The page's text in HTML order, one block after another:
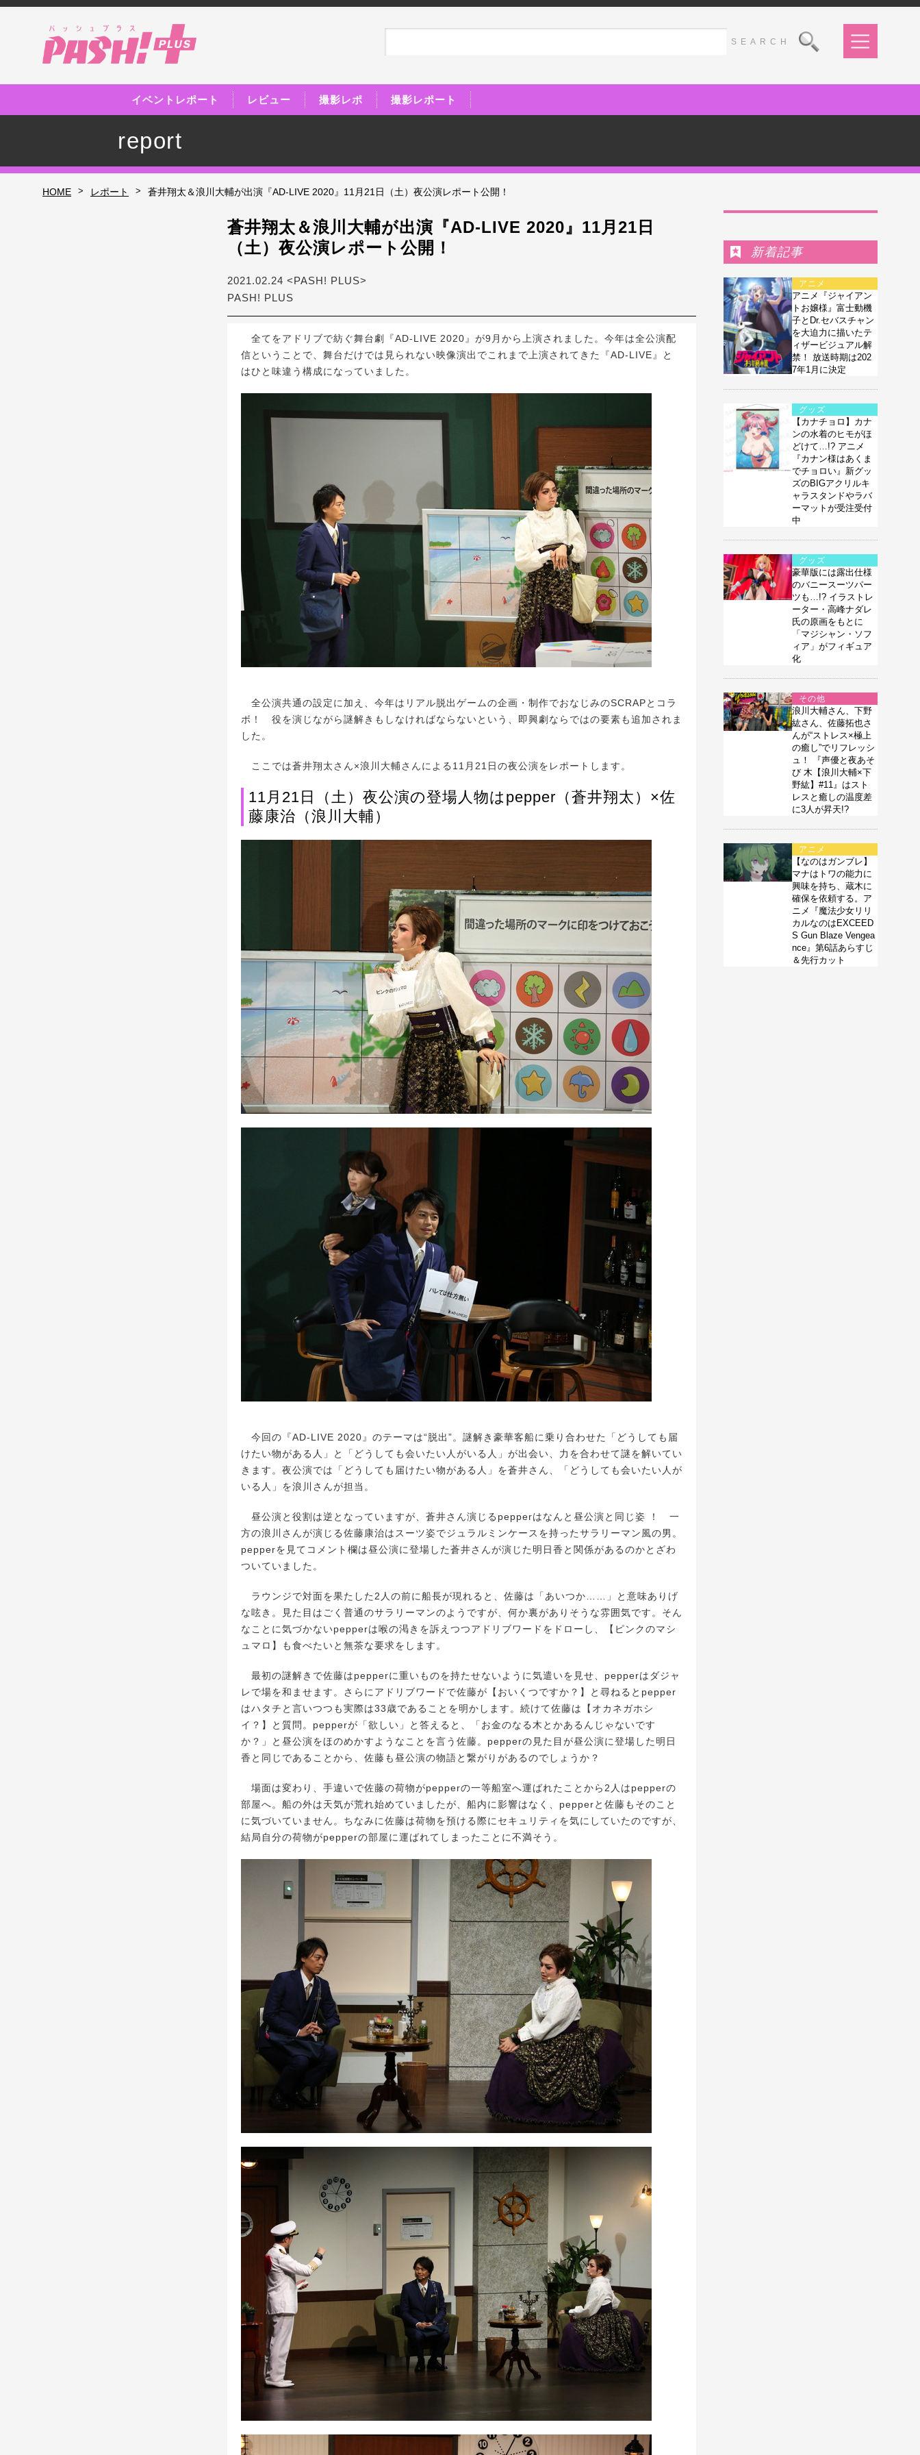
イベントレポート レビュー 撮影レポ 撮影レポート
report
HOME > レポート > 蒼井翔太＆浪川大輔が出演『AD-LIVE 2020』11月21日（土）夜公演レポート公開！
蒼井翔太＆浪川大輔が出演『AD-LIVE 2020』11月21日
（土）夜公演レポート公開！
2021.02.24 <PASH! PLUS>
PASH! PLUS
全てをアドリブで紡ぐ舞台劇『AD-LIVE 2020』が9月から上演されました。今年は全公演配
信ということで、舞台だけでは見られない映像演出でこれまで上演されてきた『AD-LIVE』と
はひと味違う構成になっていました。
全公演共通の設定に加え、今年はリアル脱出ゲームの企画・制作でおなじみのSCRAPとコラ
ボ！ 役を演じながら謎解きもしなければならないという、即興劇ならではの要素も追加されま
した。
ここでは蒼井翔太さん×浪川大輔さんによる11月21日の夜公演をレポートします。
11月21日（土）夜公演の登場人物はpepper（蒼井翔太）×佐
藤康治（浪川大輔）
今回の『AD-LIVE 2020』のテーマは“脱出”。謎解き豪華客船に乗り合わせた「どうしても届
けたい物がある人」と「どうしても会いたい人がいる人」が出会い、力を合わせて謎を解いてい
きます。夜公演では「どうしても届けたい物がある人」を蒼井さん、「どうしても会いたい人が
いる人」を浪川さんが担当。
昼公演と役割は逆となっていますが、蒼井さん演じるpepperはなんと昼公演と同じ姿 ！ 一
方の浪川さんが演じる佐藤康治はスーツ姿でジュラルミンケースを持ったサラリーマン風の男。
pepperを見てコメント欄は昼公演に登場した蒼井さんが演じた明日香と関係があるのかとざわ
ついていました。
ラウンジで対面を果たした2人の前に船長が現れると、佐藤は「あいつか……」と意味ありげ
な呟き。見た目はごく普通のサラリーマンのようですが、何か裏がありそうな雰囲気です。そん
なことに気づかないpepperは喉の渇きを訴えつつアドリブワードをドローし、【ピンクのマシ
ュマロ】も食べたいと無茶な要求をします。
最初の謎解きで佐藤はpepperに重いものを持たせないように気遣いを見せ、pepperはダジャ
レで場を和ませます。さらにアドリブワードで佐藤が【おいくつですか？】と尋ねるとpepper
はハタチと言いつつも実際は33歳であることを明かします。続けて佐藤は【オカネガホシ
イ？】と質問。pepperが「欲しい」と答えると、「お金のなる木とかあるんじゃないです
か？」と昼公演をほのめかすようなことを言う佐藤。pepperの見た目が昼公演に登場した明日
香と同じであることから、佐藤も昼公演の物語と繋がりがあるのでしょうか？
場面は変わり、手違いで佐藤の荷物がpepperの一等船室へ運ばれたことから2人はpepperの
部屋へ。船の外は天気が荒れ始めていましたが、船内に影響はなく、pepperと佐藤もそのこと
に気づいていません。ちなみに佐藤は荷物を預ける際にセキュリティを気にしていたのですが、
結局自分の荷物がpepperの部屋に運ばれてしまったことに不満そう。
新着記事
アニメ
アニメ『ジャイアン
トお嬢様』富士動機
子とDr.セバスチャン
を大迫力に描いたテ
ィザービジュアル解
禁！ 放送時期は202
7年1月に決定
グッズ
【カナチョロ】カナ
ンの水着のヒモがほ
どけて…!? アニメ
『カナン様はあくま
でチョロい』新グッ
ズのBIGアクリルキ
ャラスタンドやラバ
ーマットが受注受付
中
グッズ
豪華版には露出仕様
のバニースーツパー
ツも…!? イラストレ
ーター・高峰ナダレ
氏の原画をもとに
「マジシャン・ソフ
ィア」がフィギュア
化
その他
浪川大輔さん、下野
紘さん、佐藤拓也さ
んが“ストレス×極上
の癒し”でリフレッシ
ュ！ 『声優と夜あそ
び 木【浪川大輔×下
野紘】#11』はスト
レスと癒しの温度差
に3人が昇天!?
アニメ
【なのはガンブレ】
マナはトワの能力に
興味を持ち、蔵木に
確保を依頼する。ア
ニメ『魔法少女リリ
カルなのはEXCEED
S Gun Blaze Vengea
nce』第6話あらすじ
＆先行カット